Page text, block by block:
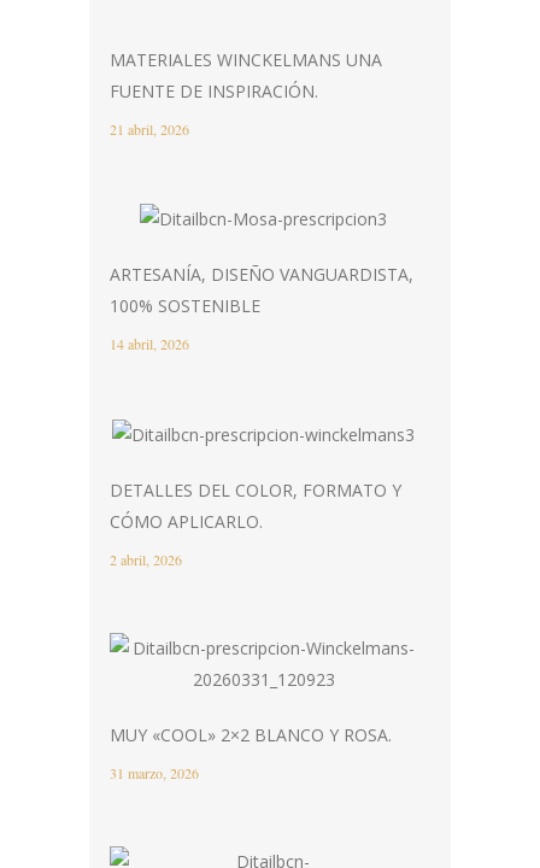
MATERIALES WINCKELMANS UNA
FUENTE DE INSPIRACIÓN.
21 abril, 2026
ARTESANÍA, DISEÑO VANGUARDISTA,
100% SOSTENIBLE
14 abril, 2026
DETALLES DEL COLOR, FORMATO Y
CÓMO APLICARLO.
2 abril, 2026
MUY «COOL» 2×2 BLANCO Y ROSA.
31 marzo, 2026